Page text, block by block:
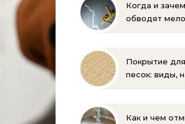
Когда и
обводят
Покрытие
песок: виды,
Как и чем